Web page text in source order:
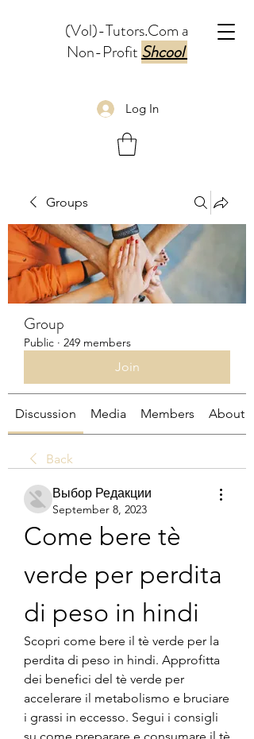
(Vol)-Tutors.Com a
Non-ProfitShcool
Log In
Groups
Group
Public · 249 members
Join
Discussion Media Members About
Back
Выбор Редакции
September 8, 2023
Come bere tè
verde per perdita
di peso in hindi
Scopri come bere il tè verde per la
perdita di peso in hindi. Approfitta
dei benefici del tè verde per
accelerare il metabolismo e bruciare
i grassi in eccesso. Segui i consigli
su come preparare e consumare il tè